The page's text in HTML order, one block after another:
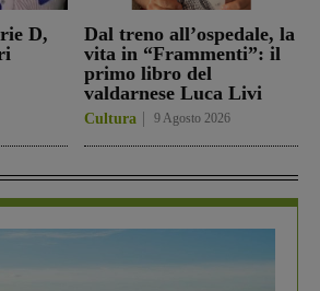
D,
Dal treno all’ospedale, la
vita in “Frammenti”: il
primo libro del
valdarnese Luca Livi
Cultura 9 Agosto 2026